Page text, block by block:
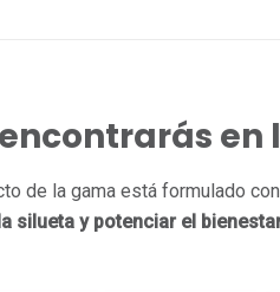
en
de la gama está formulado
silueta y potenciar el